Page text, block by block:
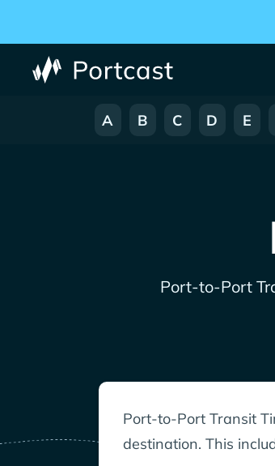
A B C D E
Port-to-Port
Port-to-Port Transit
destination. This